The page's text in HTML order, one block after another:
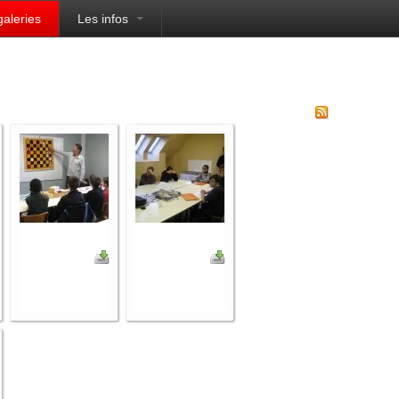
Les infos